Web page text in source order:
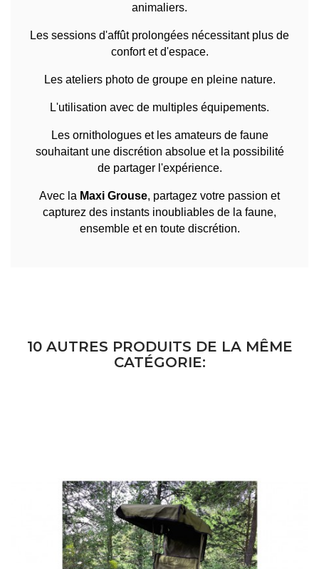
animaliers.
Les sessions d'affût prolongées nécessitant plus de
confort et d'espace.
Les ateliers photo de groupe en pleine nature.
L'utilisation avec de multiples équipements.
Les ornithologues et les amateurs de faune
souhaitant une discrétion absolue et la possibilité
de partager l'expérience.
Avec la Maxi Grouse, partagez votre passion et
capturez des instants inoubliables de la faune,
ensemble et en toute discrétion.
10 AUTRES PRODUITS DE LA MÊME
CATÉGORIE: